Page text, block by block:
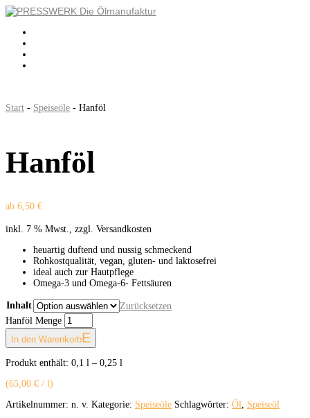
Start - Speiseöle - Hanföl
Hanföl
ab 6,50 €
inkl. 7 % Mwst., zzgl. Versandkosten
heuartig duftend und nussig schmeckend
Rohkostqualität, vegan, gluten- und laktosefrei
ideal auch zur Hautpflege
Omega-3 und Omega-6- Fettsäuren
Inhalt
Zurücksetzen
Hanföl Menge
In den Warenkorb
Produkt enthält: 0,1 l – 0,25 l
(65,00 € / l)
Artikelnummer: n. v. Kategorie: Speiseöle Schlagwörter: Öl, Speiseöl